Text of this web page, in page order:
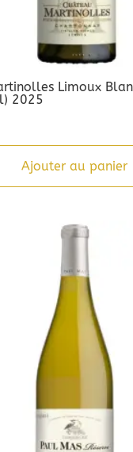
Limoux
2025
Ajouter au panier